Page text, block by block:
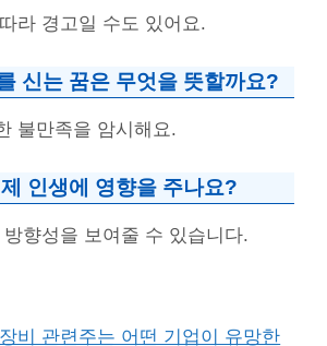
라 경고일 수도 있어요.
신는 꿈은 무엇을 뜻할까요?
불만족을 암시해요.
인생에 영향을 주나요?
향성을 보여줄 수 있습니다.
비 관련주는 어떤 기업이 유망한